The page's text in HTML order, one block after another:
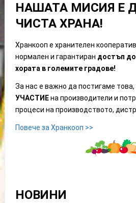
НАШАТА МИСИЯ Е
ЧИСТА ХРАНА!
Хранкооп е хранителен
нормален и гарантиран достъп до
хората в големите градове!
За нас е важно да постигаме това,
УЧАСТИЕна производители и
процеси на производството,
Повече за Хранкооп >>
НОВИНИ